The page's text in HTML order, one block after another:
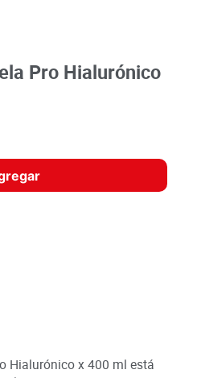
Pro Hialurónico
Hialurónico x 400 ml está